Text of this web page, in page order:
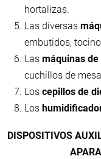
hortalizas.
Las diversas
embutidos,
Las máquinas
cuchillos de
Los cepillos de
Los
DISPOSITIVOS